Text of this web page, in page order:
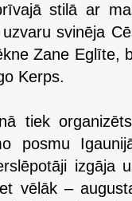
stilā ar
svinēja
Zane Eglīte,
Kerps.
tiek
posmu
izgāja
vēlāk –